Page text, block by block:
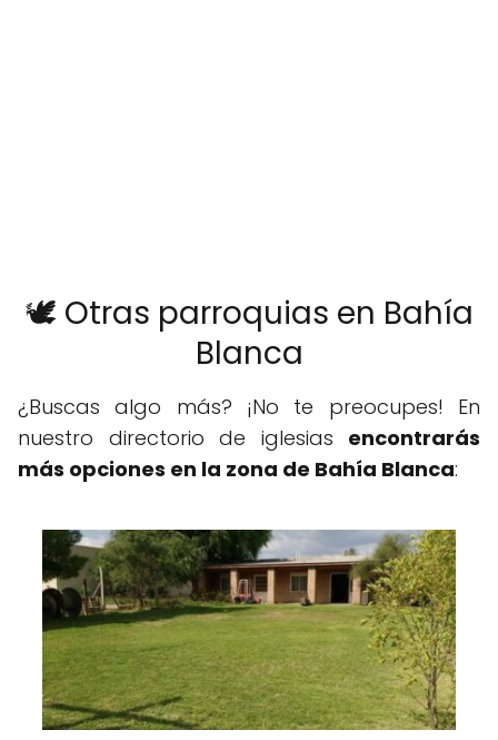
🕊️ Otras parroquias en Bahía
Blanca
¿Buscas algo más? ¡No te preocupes! En
nuestro directorio de iglesias encontrarás
más opciones en la zona de Bahía Blanca: